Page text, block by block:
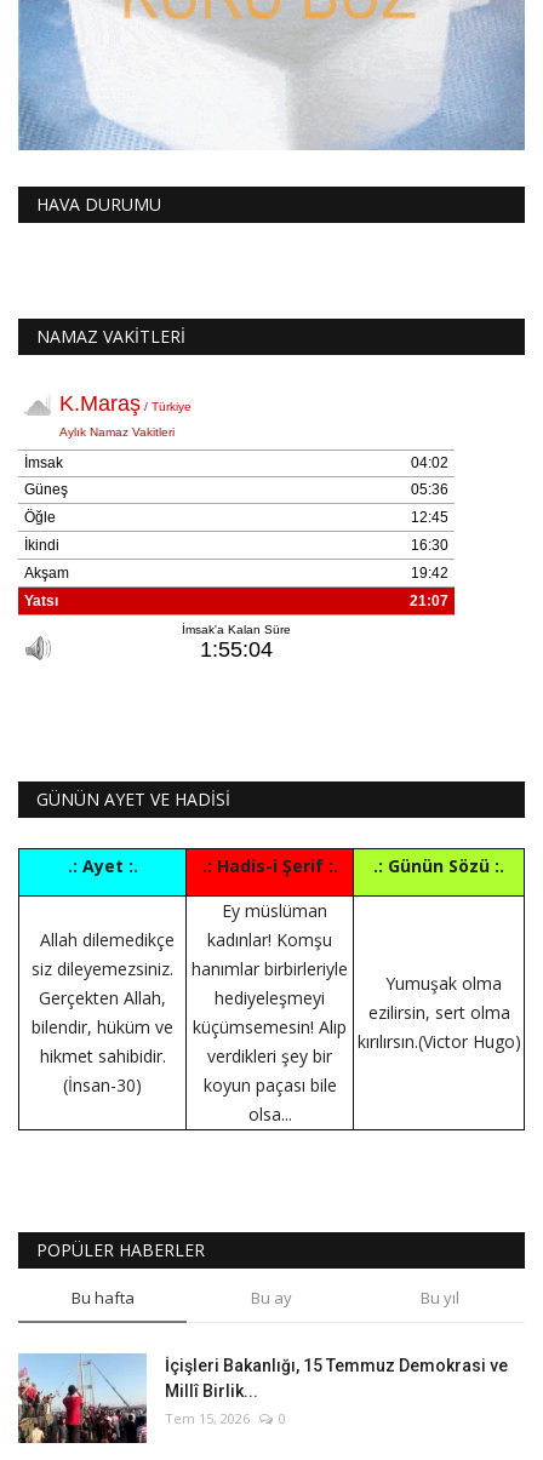
HAVA DURUMU
NAMAZ VAKİTLERİ
GÜNÜN AYET VE HADİSİ
.: Ayet :. .: Hadis-i Şerif :. .: Günün Sözü :.
Allah dilemedikçe
siz dileyemezsiniz.
Gerçekten Allah,
bilendir, hüküm ve
hikmet sahibidir.
(İnsan-30)
Ey müslüman
kadınlar! Komşu
hanımlar birbirleriyle
hediyeleşmeyi
küçümsemesin! Alıp
verdikleri şey bir
koyun paçası bile
olsa...
Yumuşak olma
ezilirsin, sert olma
kırılırsın.(Victor Hugo)
POPÜLER HABERLER
Bu hafta Bu ay Bu yıl
İçişleri Bakanlığı, 15 Temmuz Demokrasi ve
Millî Birlik...
Tem 15, 2026 0